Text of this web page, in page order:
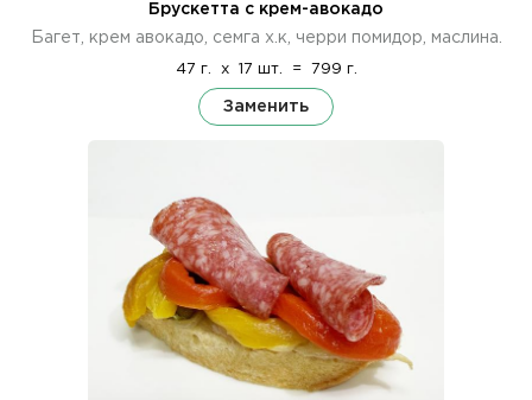
Брускетта с крем-авокадо
Багет, крем авокадо, семга х.к, черри помидор, маслина.
47 г. x 17 шт. = 799 г.
Заменить